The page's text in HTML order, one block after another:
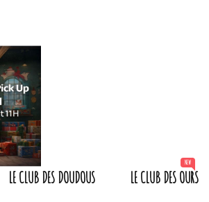
LE CLUB DES DOUDOUS LE CLUB DES OURS
NEW